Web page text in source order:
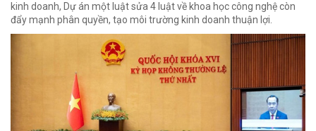
kinh doanh, Dự án một luật sửa 4 luật về khoa học công nghệ còn
đẩy mạnh phân quyền, tạo môi trường kinh doanh thuận lợi.